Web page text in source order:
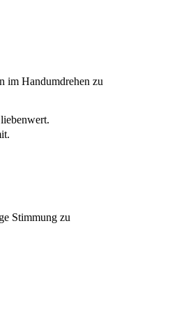
im Handumdrehen zu
Stimmung zu